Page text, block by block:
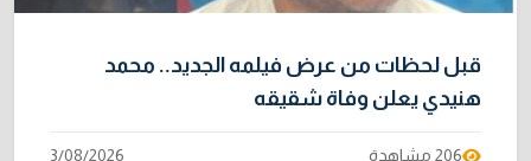
قبل لحظات من عرض فيلمه الجديد.. محمد
هنيدي يعلن وفاة شقيقه
206 مشاهدة 3/08/2026